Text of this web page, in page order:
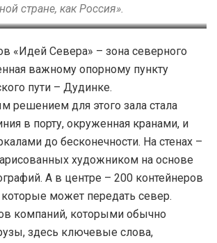
стране, как Россия».
коллекции
выставке
Сергей
Часть экспозиции, созданная
по снимкам из фотофонда
Музея Норильска и мотивам
анодной карусели. Художник
Юра Адомейко. Фото: Алена
Ротенберг
«Идей Севера» – зона северного
важному опорному пункту
пути – Дудинке.
решением для этого зала стала
в порту, окруженная кранами, и
до бесконечности. На стенах –
художником на основе
А в центре – 200 контейнеров
может передать север.
компаний, которыми обычно
здесь ключевые слова,